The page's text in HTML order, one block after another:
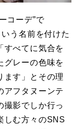
コーデ”で
う名前を付けた
すべてに気合を
グレーの色味を
ます」とその理
アフタヌーンテ
撮影でしか行っ
しむ方々のSNS